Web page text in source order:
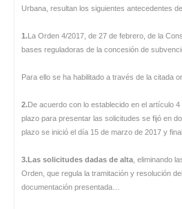
Urbana, resultan los siguientes antecedentes
1.La Orden 4/2017, de 27 de febrero, de la
bases reguladoras de la concesión de
Para ello se ha habilitado a través de la citada
2.De acuerdo con lo establecido en el artículo
plazo para presentar las solicitudes se fijó en
plazo se inició el día 15 de marzo de 2017 y
3.Las solicitudes dadas de alta , eliminando
Orden, que regula la tramitación y resolución
documentación presentada…